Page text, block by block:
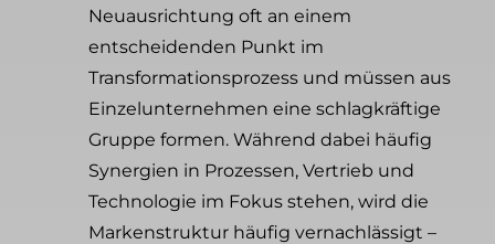
Neuausrichtung oft an einem
entscheidenden Punkt im
Transformationsprozess und müssen aus
Einzelunternehmen eine schlagkräftige
Gruppe formen. Während dabei häufig
Synergien in Prozessen, Vertrieb und
Technologie im Fokus stehen, wird die
Markenstruktur häufig vernachlässigt –